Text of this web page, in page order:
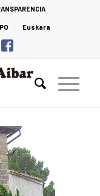
Euskara